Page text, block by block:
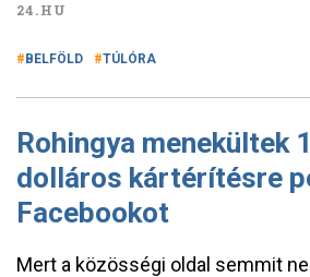
24.HU
BELFÖLD TÚLÓRA
Rohingya menekültek
dolláros kártérítésre
Facebookot
Mert a közösségi oldal semmit